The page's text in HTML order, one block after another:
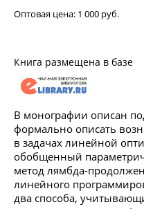
Оптовая цена: 1 000 руб.
Книга размещена в базе
В монографии описан
формально описать
в задачах линейной
обобщенный
метод лямбда-
линейного
два способа,